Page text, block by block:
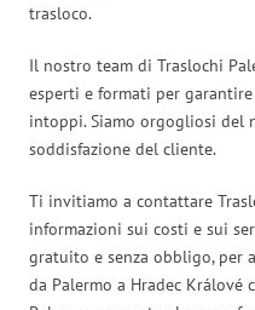
trasloco.
Il nostro team di Traslochi
esperti e formati per
intoppi. Siamo orgogliosi del
soddisfazione del cliente.
Ti invitiamo a contattare
informazioni sui costi e sui
gratuito e senza obbligo, per
da Palermo a Hradec Králové